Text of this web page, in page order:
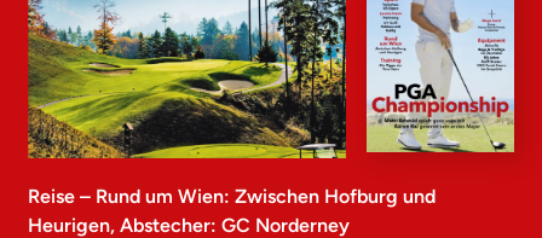
Reise – Rund um Wien: Zwischen Hofburg und
Heurigen, Abstecher: GC Norderney